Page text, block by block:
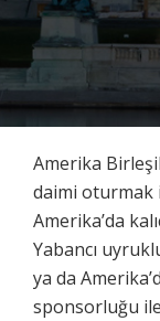
Amerika
daimi oturmak
Amerika’da
Yabancı
ya da
sponsorluğu